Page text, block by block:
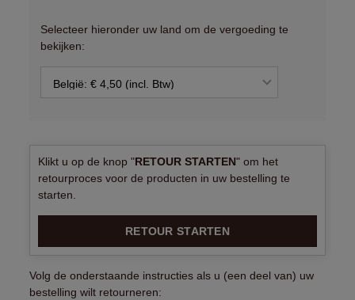
Selecteer hieronder uw land om de vergoeding te
bekijken:
België: € 4,50 (incl. Btw)
Klikt u op de knop "RETOUR STARTEN" om het
retourproces voor de producten in uw bestelling te
starten.
RETOUR STARTEN
Volg de onderstaande instructies als u (een deel van) uw
bestelling wilt retourneren: